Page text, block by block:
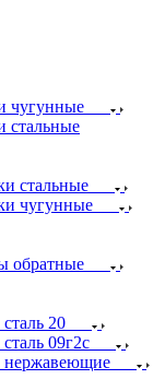
чугунные
стальные
стальные
чугунные
обратные
20
09г2с